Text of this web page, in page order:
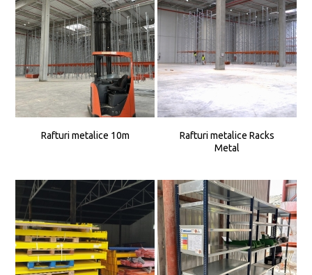
Rafturi metalice 10m
Rafturi metalice Racks
Metal